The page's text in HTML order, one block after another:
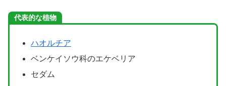
代表的な植物
ハオルチア
ベンケイソウ科のエケベリア
セダム